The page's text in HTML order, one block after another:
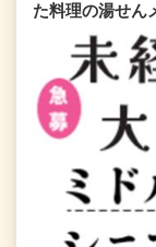
た料理の湯せん